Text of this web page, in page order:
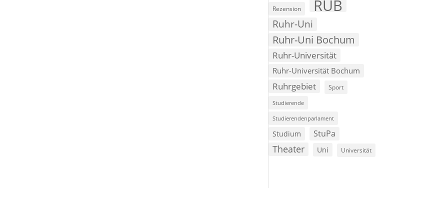
Rezension RUB
Ruhr-Uni
Ruhr-Uni Bochum
Ruhr-Universität
Ruhr-Universität Bochum
Ruhrgebiet Sport
Studierende
Studierendenparlament
Studium StuPa
Theater Uni Universität